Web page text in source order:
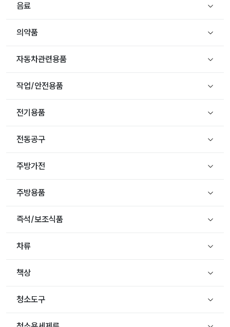
음료
의약품
자동차관련용품
작업/안전용품
전기용품
전동공구
주방가전
주방용품
즉석/보조식품
차류
책상
청소도구